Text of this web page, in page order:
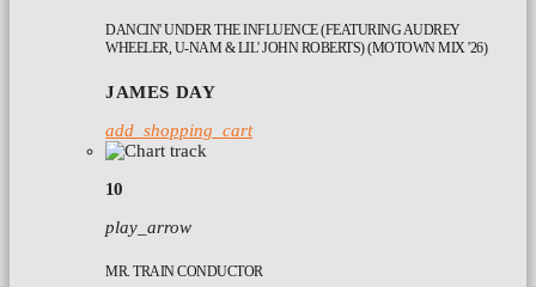
DANCIN' UNDER THE INFLUENCE (FEATURING AUDREY
WHEELER, U-NAM & LIL' JOHN ROBERTS) (MOTOWN MIX '26)
JAMES DAY
add_shopping_cart
10
play_arrow
MR. TRAIN CONDUCTOR